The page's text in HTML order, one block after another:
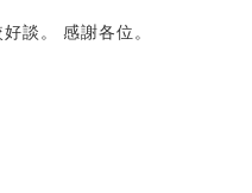
談。 感謝各位。